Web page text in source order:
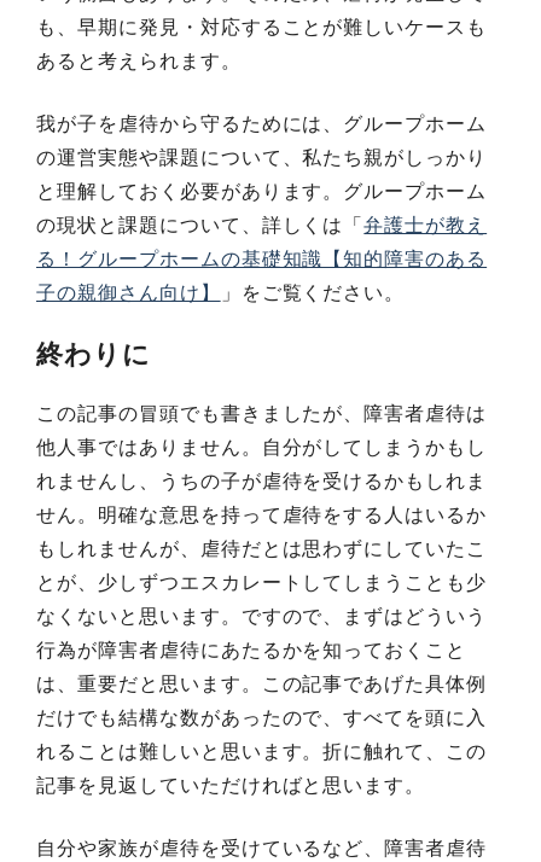
も、早期に発見・対応することが難しいケースも
あると考えられます。
我が子を虐待から守るためには、グループホーム
の運営実態や課題について、私たち親がしっかり
と理解しておく必要があります。 グループホーム
の現状と課題について、詳しくは「弁護士が教え
る！グループホームの基礎知識【知的障害のある
子の親御さん向け】
」をご覧ください。
終わりに
この記事の冒頭でも書きましたが、障害者虐待は
他人事ではありません。自分がしてしまうかもし
れませんし、うちの子が虐待を受けるかもしれま
せん。明確な意思を持って虐待をする人はいるか
もしれませんが、虐待だとは思わずにしていたこ
とが、少しずつエスカレートしてしまうことも少
なくないと思います。ですので、まずはどういう
行為が障害者虐待にあたるかを知っておくこと
は、重要だと思います。この記事であげた具体例
だけでも結構な数があったので、すべてを頭に入
れることは難しいと思います。折に触れて、この
記事を見返していただければと思います。
自分や家族が虐待を受けているなど、障害者虐待